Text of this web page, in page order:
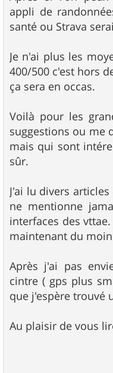
appli de
santé ou Strava
Je n'ai plus les
400/500 c'est hors
ça sera en occas.
Voilà pour les
suggestions ou me
mais qui sont
sûr.
J'ai lu divers
ne mentionne
interfaces des
maintenant du
Après j'ai pas
cintre ( gps plus
que j'espère trouvé
Au plaisir de vous